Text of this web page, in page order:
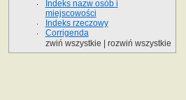
Indeks nazw osób i
miejscowości
Indeks rzeczowy
Corrigenda
zwiń wszystkie
rozwiń wszystkie